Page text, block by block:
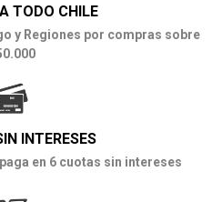
TODO CHILE
y Regiones por compras sobre
INTERESES
en 6 cuotas sin intereses